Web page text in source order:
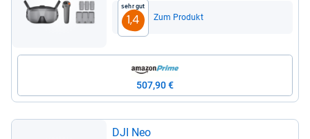
Sehr gut
1,4 Zum Produkt
507,90 €
DJI Neo